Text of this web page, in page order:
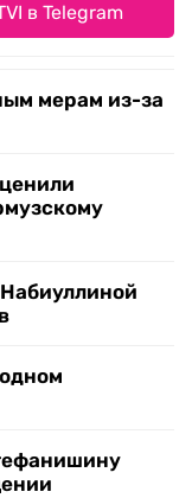
в Telegram
мерам из-за